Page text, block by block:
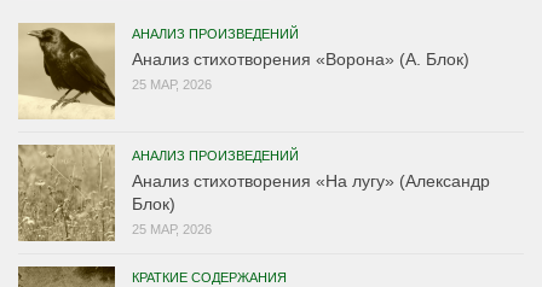
АНАЛИЗ ПРОИЗВЕДЕНИЙ
Анализ стихотворения «Ворона» (А. Блок)
25 МАР, 2026
АНАЛИЗ ПРОИЗВЕДЕНИЙ
Анализ стихотворения «На лугу» (Александр
Блок)
25 МАР, 2026
КРАТКИЕ СОДЕРЖАНИЯ